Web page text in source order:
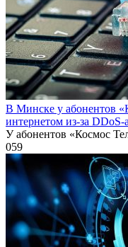
В Минске у абонентов
интернетом из-за DDoS-
У абонентов «Космос
059